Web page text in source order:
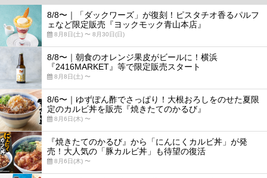
8/8〜｜「ダックワーズ」が復刻！ピスタチオ香るパルフ
ェなど限定販売『ヨックモック青山本店』
8月8日(土) 〜 8月30日(日)
8/8〜｜朝食のオレンジ果皮がビールに！横浜
『2416MARKET』等で限定販売スタート
8月8日(土) 〜
8/6〜｜ゆずぽん酢でさっぱり！大根おろしをのせた夏限
定のカルビ丼を販売『焼きたてのかるび』
8月6日(木) 〜
『焼きたてのかるび』から「にんにくカルビ丼」が発
売！大人気の「豚カルビ丼」も待望の復活
8月6日(木) 〜